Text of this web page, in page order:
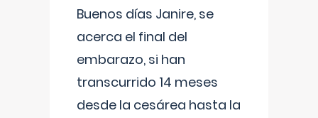
Buenos días Janire, se
acerca el final del
embarazo, si han
transcurrido 14 meses
desde la cesárea hasta la